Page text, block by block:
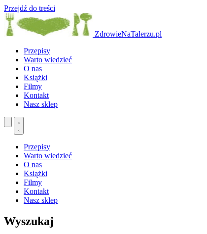
Przejdź do treści
ZdrowieNaTalerzu.pl
Przepisy
Warto wiedzieć
O nas
Książki
Filmy
Kontakt
Nasz sklep
Przepisy
Warto wiedzieć
O nas
Książki
Filmy
Kontakt
Nasz sklep
Wyszukaj